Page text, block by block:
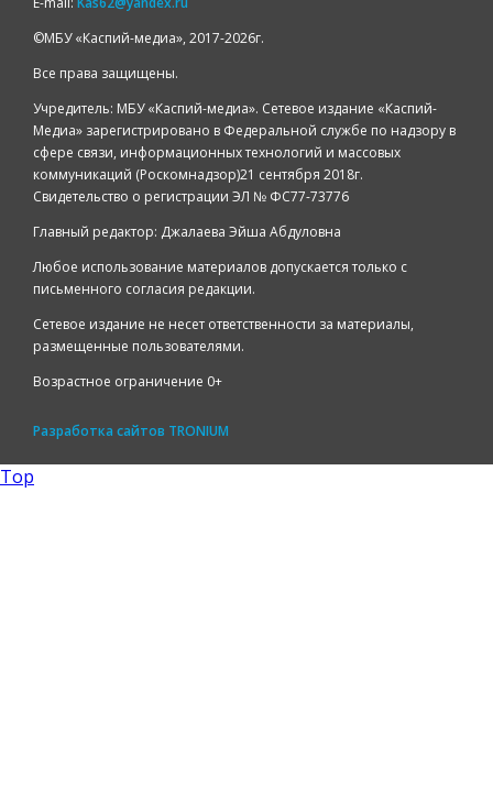
©️МБУ «Каспий-медиа», 2017-2026г.
Все права защищены.
Учредитель: МБУ «Каспий-медиа». Сетевое издание «Каспий-
Медиа» зарегистрировано в Федеральной службе по надзору в
сфере связи, информационных технологий и массовых
коммуникаций (Роскомнадзор)21 сентября 2018г.
Свидетельство о регистрации ЭЛ № ФС77-73776
Главный редактор: Джалаева Эйша Абдуловна
Любое использование материалов допускается только с
письменного согласия редакции.
Сетевое издание не несет ответственности за материалы,
размещенные пользователями.
Возрастное ограничение 0+
Разработка сайтов TRONIUM
Top